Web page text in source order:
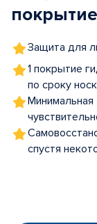
Защита для
1 покрытие
по сроку
Минимальная
спустя